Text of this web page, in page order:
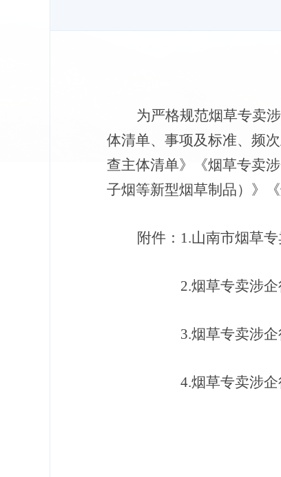
为严格规范烟草专卖
体清单、事项及标准、频
查主体清单》《烟草专卖
子烟等新型烟草制品）》
附件：1.山南市烟草
2.烟草专卖涉
3.烟草专卖涉
4.烟草专卖涉